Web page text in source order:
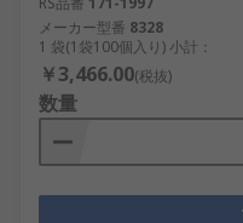
メーカー型番 8328
1 袋(1袋100個入り) 小計：
￥3,466.00(税抜)
数量